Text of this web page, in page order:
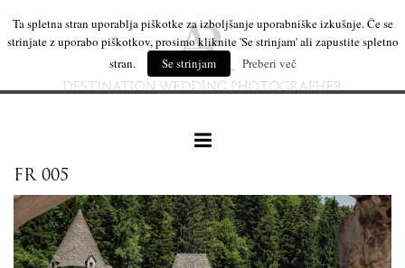
naše delo
FR 005
Ta spletna stran uporablja piškotke za izboljšanje uporabniške izkušnje. Če se
strinjate z uporabo piškotkov, prosimo kliknite 'Se strinjam' ali zapustite spletno
stran.
Se strinjam Preberi več